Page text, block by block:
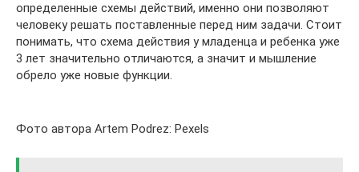
определенные схемы действий, именно они позволяют
человеку решать поставленные перед ним задачи. Стоит
понимать, что схема действия у младенца и ребенка уже
3 лет значительно отличаются, а значит и мышление
обрело уже новые функции.
Фото автора Artem Podrez: Pexels